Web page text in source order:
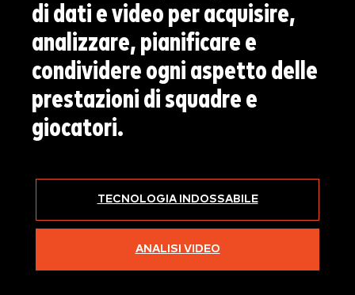
di dati e video per acquisire,
analizzare, pianificare e
condividere ogni aspetto delle
prestazioni di squadre e
giocatori.
TECNOLOGIA INDOSSABILE
ANALISI VIDEO